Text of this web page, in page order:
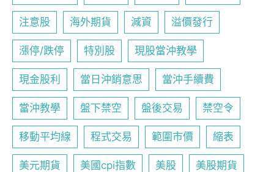
注意股 海外期貨 減資 溢價發行
漲停/跌停 特別股 現股當沖教學
現金股利 當日沖銷意思 當沖手續費
當沖教學 盤下禁空 盤後交易 禁空令
移動平均線 程式交易 範圍市價 縮表
美元期貨 美國cpi指數 美股 美股期貨